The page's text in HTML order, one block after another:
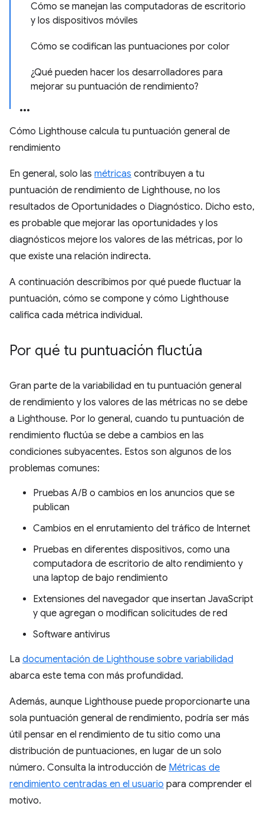
Cómo se manejan las computadoras de escritorio
y los dispositivos móviles
Cómo se codifican las puntuaciones por color
¿Qué pueden hacer los desarrolladores para
mejorar su puntuación de rendimiento?
Cómo Lighthouse calcula tu puntuación general de
rendimiento
En general, solo las métricas contribuyen a tu
puntuación de rendimiento de Lighthouse, no los
resultados de Oportunidades o Diagnóstico. Dicho esto,
es probable que mejorar las oportunidades y los
diagnósticos mejore los valores de las métricas, por lo
que existe una relación indirecta.
A continuación describimos por qué puede fluctuar la
puntuación, cómo se compone y cómo Lighthouse
califica cada métrica individual.
Por qué tu puntuación fluctúa
Gran parte de la variabilidad en tu puntuación general
de rendimiento y los valores de las métricas no se debe
a Lighthouse. Por lo general, cuando tu puntuación de
rendimiento fluctúa se debe a cambios en las
condiciones subyacentes. Estos son algunos de los
problemas comunes:
Pruebas A/B o cambios en los anuncios que se
publican
Cambios en el enrutamiento del tráfico de Internet
Pruebas en diferentes dispositivos, como una
computadora de escritorio de alto rendimiento y
una laptop de bajo rendimiento
Extensiones del navegador que insertan JavaScript
y que agregan o modifican solicitudes de red
Software antivirus
La documentación de Lighthouse sobre variabilidad
abarca este tema con más profundidad.
Además, aunque Lighthouse puede proporcionarte una
sola puntuación general de rendimiento, podría ser más
útil pensar en el rendimiento de tu sitio como una
distribución de puntuaciones, en lugar de un solo
número. Consulta la introducción de Métricas de
rendimiento centradas en el usuario para comprender el
motivo.